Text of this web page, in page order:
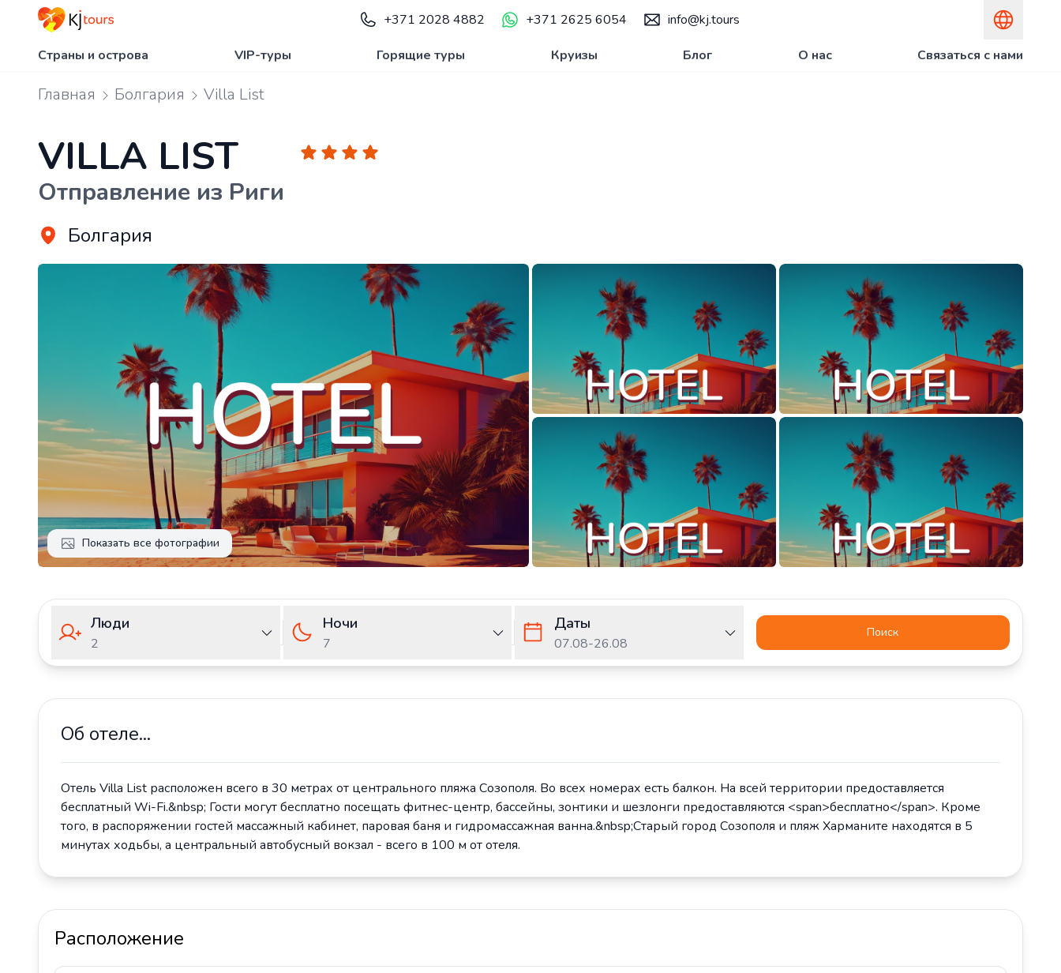
+371 2028 4882 +371 2625 6054 info@kj.tours
Страны и острова VIP-туры Горящие туры Круизы Блог О нас Связаться с нами
Главная Болгария Villa List
VILLA LIST
Отправление из Риги
Болгария
Показать все фотографии
Люди
2
Ночи
7
Даты
07.08-26.08
Поиск
Об отеле...
Отель Villa List расположен всего в 30 метрах от центрального пляжа Созополя. Во всех номерах есть балкон. На всей территории предоставляется
бесплатный Wi-Fi.&nbsp; Гости могут бесплатно посещать фитнес-центр, бассейны, зонтики и шезлонги предоставляются <span>бесплатно</span>. Кроме
того, в распоряжении гостей массажный кабинет, паровая баня и гидромассажная ванна.&nbsp;Старый город Созополя и пляж Харманите находятся в 5
минутах ходьбы, а центральный автобусный вокзал - всего в 100 м от отеля.
Расположение